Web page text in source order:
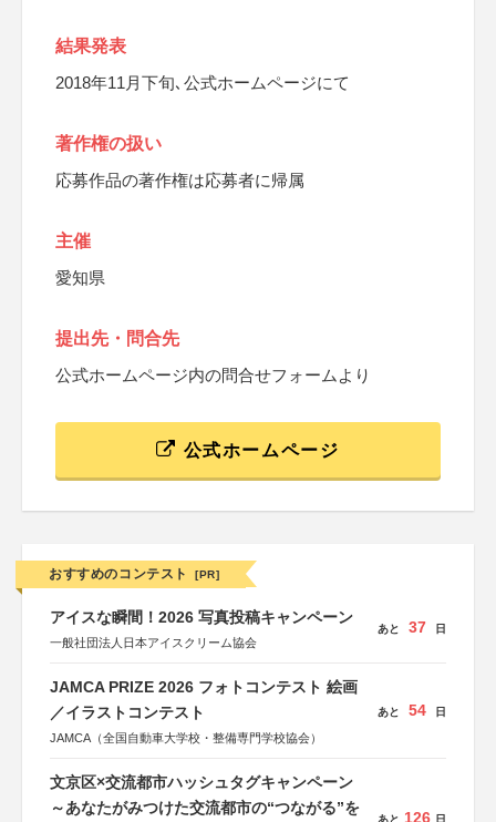
結果発表
2018年11月下旬､公式ホームページにて
著作権の扱い
応募作品の著作権は応募者に帰属
主催
愛知県
提出先・問合先
公式ホームページ内の問合せフォームより
公式ホームページ
おすすめのコンテスト [PR]
アイスな瞬間！2026 写真投稿キャンペーン
一般社団法人日本アイスクリーム協会
あと 37 日
JAMCA PRIZE 2026 フォトコンテスト 絵画
／イラストコンテスト
JAMCA（全国自動車大学校・整備専門学校協会）
あと 54 日
文京区×交流都市ハッシュタグキャンペーン
～あなたがみつけた交流都市の“つながる”を
あと 126 日